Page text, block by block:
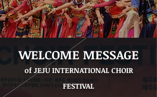
WELCOME MESSAGE
of JEJU INTERNATIONAL CHOIR
FESTIVAL